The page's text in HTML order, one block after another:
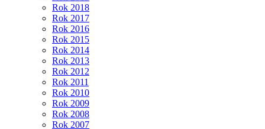
Rok 2018
Rok 2017
Rok 2016
Rok 2015
Rok 2014
Rok 2013
Rok 2012
Rok 2011
Rok 2010
Rok 2009
Rok 2008
Rok 2007